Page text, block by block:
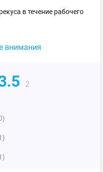
в течение рабочего
внимания
2
)
)
)